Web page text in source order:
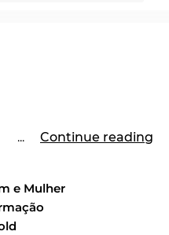
... Continue reading
e Mulher